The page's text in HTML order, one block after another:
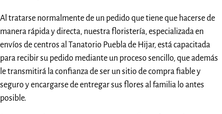
Al tratarse normalmente de un pedido que tiene que hacerse de
manera rápida y directa, nuestra floristería, especializada en
envíos de centros al Tanatorio Puebla de Hijar, está capacitada
para recibir su pedido mediante un proceso sencillo, que además
le transmitirá la confianza de ser un sitio de compra fiable y
seguro y encargarse de entregar sus flores al familia lo antes
posible.